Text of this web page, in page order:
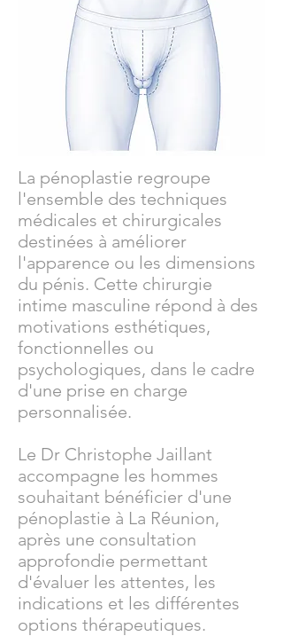
La pénoplastie regroupe
l'ensemble des techniques
médicales et chirurgicales
destinées à améliorer
l'apparence ou les dimensions
du pénis. Cette chirurgie
intime masculine répond à des
motivations esthétiques,
fonctionnelles ou
psychologiques, dans le cadre
d'une prise en charge
personnalisée.
Le Dr Christophe Jaillant
accompagne les hommes
souhaitant bénéficier d'une
pénoplastie à La Réunion,
après une consultation
approfondie permettant
d'évaluer les attentes, les
indications et les différentes
options thérapeutiques.